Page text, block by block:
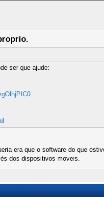
ser que ajude:
era que o software do que
dos dispositivos moveis.